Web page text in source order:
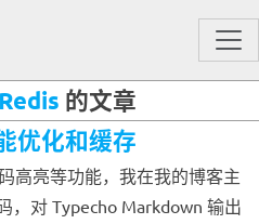
Redis 的文章
优化和缓存
高亮等功能，我在我的博客主
，对 Typecho Markdown 输出